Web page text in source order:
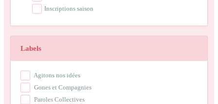
Inscriptions saison
Labels
Agitons nos idées
Gones et Compagnies
Paroles Collectives